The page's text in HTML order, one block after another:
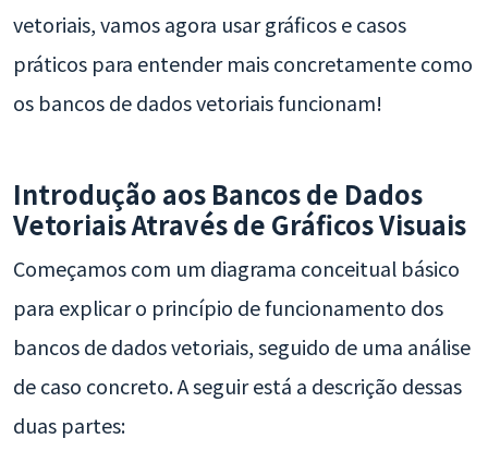
vetoriais, vamos agora usar gráficos e casos
práticos para entender mais concretamente como
os bancos de dados vetoriais funcionam!
Introdução aos Bancos de Dados
Vetoriais Através de Gráficos Visuais
Começamos com um diagrama conceitual básico
para explicar o princípio de funcionamento dos
bancos de dados vetoriais, seguido de uma análise
de caso concreto. A seguir está a descrição dessas
duas partes: